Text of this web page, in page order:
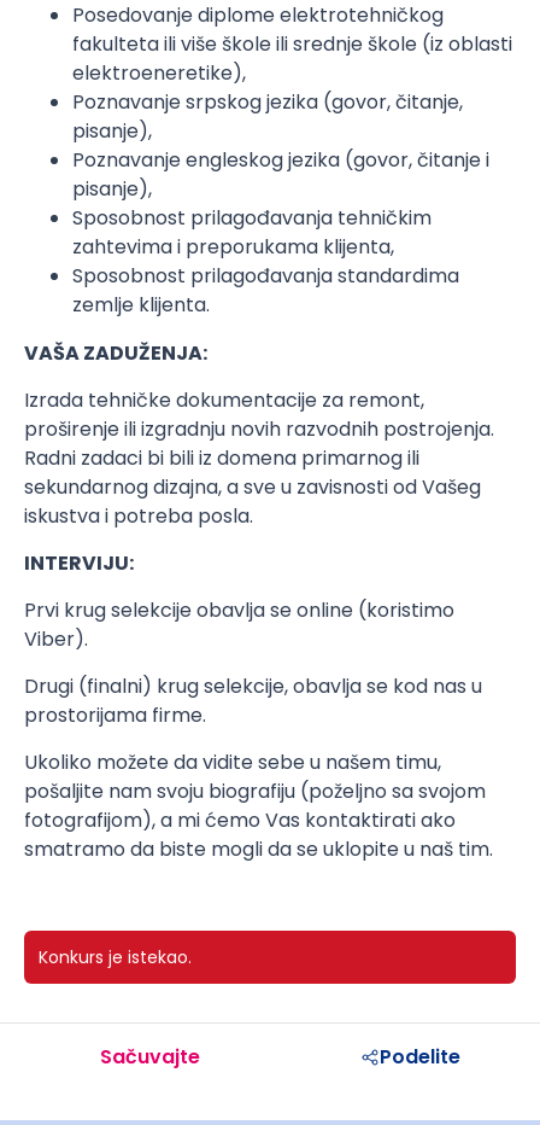
Posedovanje diplome elektrotehničkog
fakulteta ili više škole ili srednje škole (iz oblasti
elektroeneretike),
Poznavanje srpskog jezika (govor, čitanje,
pisanje),
Poznavanje engleskog jezika (govor, čitanje i
pisanje),
Sposobnost prilagođavanja tehničkim
zahtevima i preporukama klijenta,
Sposobnost prilagođavanja standardima
zemlje klijenta.
VAŠA ZADUŽENJA:
Izrada tehničke dokumentacije za remont,
proširenje ili izgradnju novih razvodnih postrojenja.
Radni zadaci bi bili iz domena primarnog ili
sekundarnog dizajna, a sve u zavisnosti od Vašeg
iskustva i potreba posla.
INTERVIJU:
Prvi krug selekcije obavlja se online (koristimo
Viber).
Drugi (finalni) krug selekcije, obavlja se kod nas u
prostorijama firme.
Ukoliko možete da vidite sebe u našem timu,
pošaljite nam svoju biografiju (poželjno sa svojom
fotografijom), a mi ćemo Vas kontaktirati ako
smatramo da biste mogli da se uklopite u naš tim.
Konkurs je istekao.
Sačuvajte Podelite